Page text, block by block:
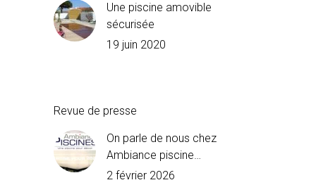
Une piscine amovible
sécurisée
19 juin 2020
Revue de presse
On parle de nous chez
Ambiance piscine…
2 février 2026